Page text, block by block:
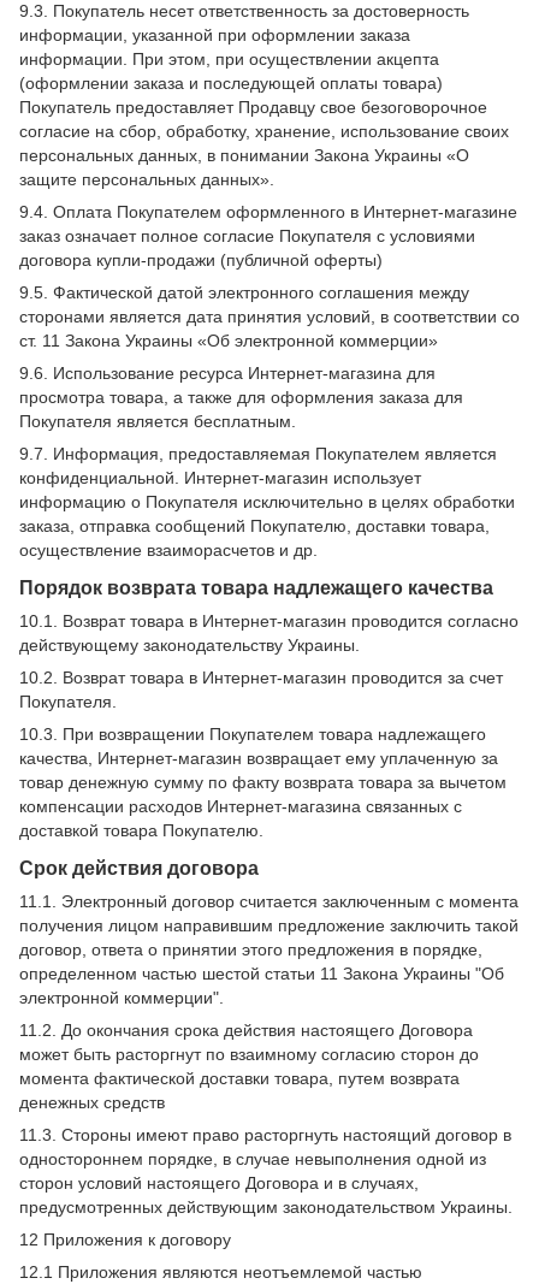
9.3. Покупатель несет ответственность за достоверность
информации, указанной при оформлении заказа
информации. При этом, при осуществлении акцепта
(оформлении заказа и последующей оплаты товара)
Покупатель предоставляет Продавцу свое безоговорочное
согласие на сбор, обработку, хранение, использование своих
персональных данных, в понимании Закона Украины «О
защите персональных данных».
9.4. Оплата Покупателем оформленного в Интернет-магазине
заказ означает полное согласие Покупателя с условиями
договора купли-продажи (публичной оферты)
9.5. Фактической датой электронного соглашения между
сторонами является дата принятия условий, в соответствии со
ст. 11 Закона Украины «Об электронной коммерции»
9.6. Использование ресурса Интернет-магазина для
просмотра товара, а также для оформления заказа для
Покупателя является бесплатным.
9.7. Информация, предоставляемая Покупателем является
конфиденциальной. Интернет-магазин использует
информацию о Покупателя исключительно в целях обработки
заказа, отправка сообщений Покупателю, доставки товара,
осуществление взаиморасчетов и др.
Порядок возврата товара надлежащего качества
10.1. Возврат товара в Интернет-магазин проводится согласно
действующему законодательству Украины.
10.2. Возврат товара в Интернет-магазин проводится за счет
Покупателя.
10.3. При возвращении Покупателем товара надлежащего
качества, Интернет-магазин возвращает ему уплаченную за
товар денежную сумму по факту возврата товара за вычетом
компенсации расходов Интернет-магазина связанных с
доставкой товара Покупателю.
Срок действия договора
11.1. Электронный договор считается заключенным с момента
получения лицом направившим предложение заключить такой
договор, ответа о принятии этого предложения в порядке,
определенном частью шестой статьи 11 Закона Украины "Об
электронной коммерции".
11.2. До окончания срока действия настоящего Договора
может быть расторгнут по взаимному согласию сторон до
момента фактической доставки товара, путем возврата
денежных средств
11.3. Стороны имеют право расторгнуть настоящий договор в
одностороннем порядке, в случае невыполнения одной из
сторон условий настоящего Договора и в случаях,
предусмотренных действующим законодательством Украины.
12 Приложения к договору
12.1 Приложения являются неотъемлемой частью